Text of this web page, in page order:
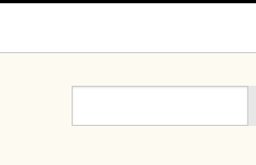
SÖKFORMULÄR